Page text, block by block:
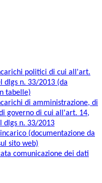
politici di cui all'art.
dlgs n. 33/2013 (da
tabelle)
di amministrazione, di
governo di cui all'art. 14,
dlgs n. 33/2013
(documentazione da
sito web)
comunicazione dei dati